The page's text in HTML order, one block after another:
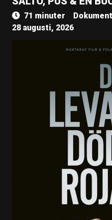
71 minuter
28 augusti, 2026